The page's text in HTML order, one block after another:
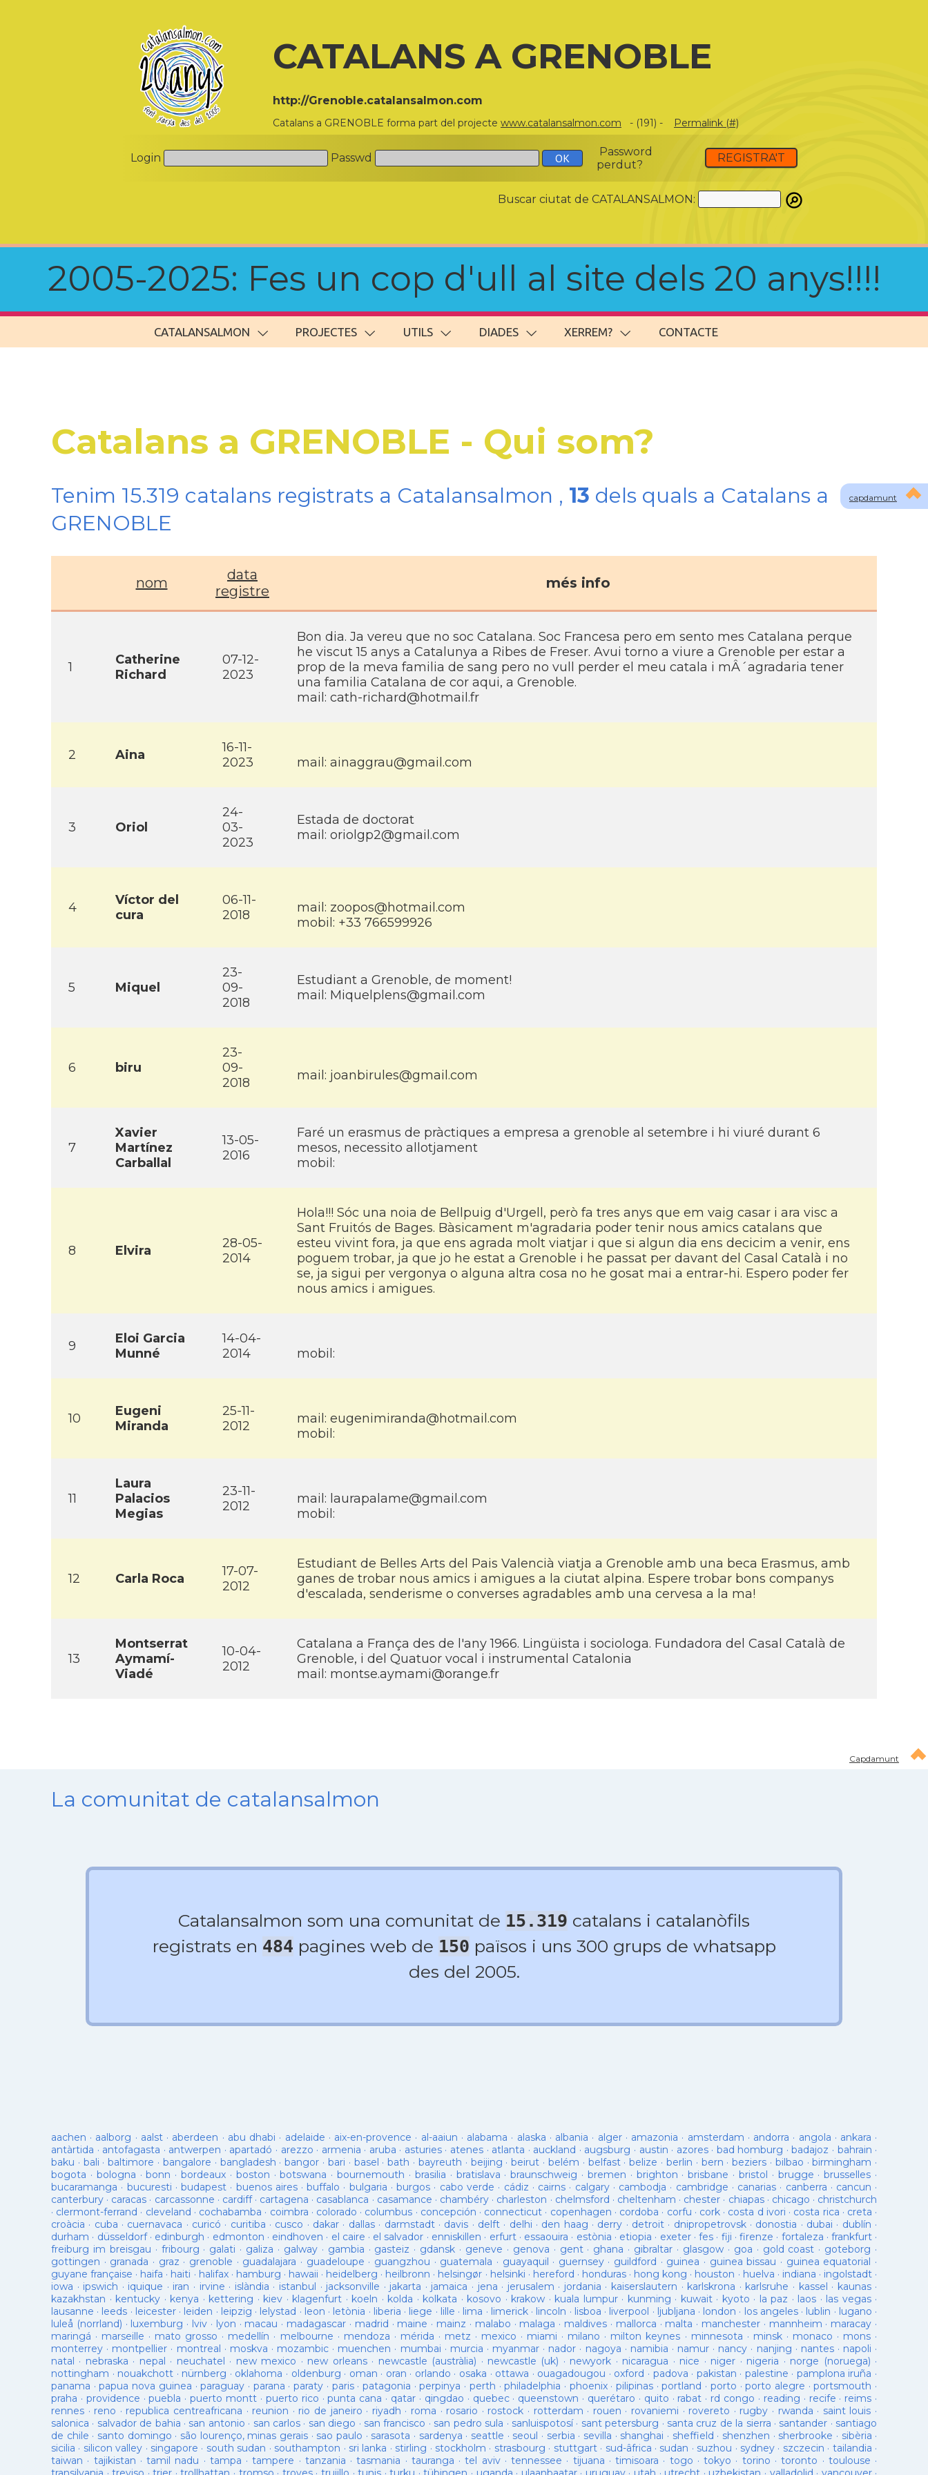
CATALANS A GRENOBLE
http://Grenoble.catalansalmon.com
Catalans a GRENOBLE forma part del projecte www.catalansalmon.com - (191) - Permalink (#)
Login Passwd
Password
perdut?
REGISTRA'T
Buscar ciutat de CATALANSALMON:
2005-2025: Fes un cop d'ull al site dels 20 anys!!!!
CATALANSALMON PROJECTES UTILS DIADES XERREM? CONTACTE
capdamunt
Catalans a GRENOBLE - Qui som?
Tenim 15.319 catalans registrats a Catalansalmon , 13 dels quals a Catalans a
GRENOBLE
nom
data
registre
més info
1
Catherine
Richard
07-12-
2023
Bon dia. Ja vereu que no soc Catalana. Soc Francesa pero em sento mes Catalana perque
he viscut 15 anys a Catalunya a Ribes de Freser. Avui torno a viure a Grenoble per estar a
prop de la meva familia de sang pero no vull perder el meu catala i mÂ´agradaria tener
una familia Catalana de cor aqui, a Grenoble.
mail: cath-richard@hotmail.fr
2 Aina
16-11-
2023
mail: ainaggrau@gmail.com
3 Oriol
24-
03-
2023
Estada de doctorat
mail: oriolgp2@gmail.com
4
Ví­ctor del
cura
06-11-
2018
mail: zoopos@hotmail.com
mobil: +33 766599926
5 Miquel
23-
09-
2018
Estudiant a Grenoble, de moment!
mail: Miquelplens@gmail.com
6 biru
23-
09-
2018
mail: joanbirules@gmail.com
7
Xavier
Martí­nez
Carballal
13-05-
2016
Faré un erasmus de pràctiques a empresa a grenoble al setembre i hi viuré durant 6
mesos, necessito allotjament
mobil:
8 Elvira
28-05-
2014
Hola!!! Sóc una noia de Bellpuig d'Urgell, però fa tres anys que em vaig casar i ara visc a
Sant Fruitós de Bages. Bàsicament m'agradaria poder tenir nous amics catalans que
esteu vivint fora, ja que ens agrada molt viatjar i que si algun dia ens decicim a venir, ens
poguem trobar, ja que jo he estat a Grenoble i he passat per davant del Casal Català i no
se, ja sigui per vergonya o alguna altra cosa no he gosat mai a entrar-hi. Espero poder fer
nous amics i amigues.
9
Eloi Garcia
Munné
14-04-
2014
mobil:
10
Eugeni
Miranda
25-11-
2012
mail: eugenimiranda@hotmail.com
mobil:
11
Laura
Palacios
Megias
23-11-
2012
mail: laurapalame@gmail.com
mobil:
12 Carla Roca
17-07-
2012
Estudiant de Belles Arts del Pais Valencià viatja a Grenoble amb una beca Erasmus, amb
ganes de trobar nous amics i amigues a la ciutat alpina. Espere trobar bons companys
d'escalada, senderisme o converses agradables amb una cervesa a la ma!
13
Montserrat
Aymamí­
Viadé
10-04-
2012
Catalana a França des de l'any 1966. Lingüista i sociologa. Fundadora del Casal Català de
Grenoble, i del Quatuor vocal i instrumental Catalonia
mail: montse.aymami@orange.fr
Capdamunt
La comunitat de catalansalmon
Catalansalmon som una comunitat de 15.319 catalans i catalanòfils
registrats en 484 pagines web de 150 països i uns 300 grups de whatsapp
des del 2005.
aachen · aalborg · aalst· aberdeen · abu dhabi · adelaide · aix-en-provence · al-aaiun · alabama · alaska · albania · alger· amazonia · amsterdam · andorra · angola · ankara ·
antàrtida · antofagasta · antwerpen · apartadó · arezzo · armenia · aruba · asturies· atenes · atlanta · auckland · augsburg · austin · azores· bad homburg ·badajoz · bahrain ·
baku · bali ·baltimore · bangalore · bangladesh ·bangor · bari · basel ·bath · bayreuth · beijing ·beirut · belém · belfast·belize · berlin · bern ·beziers · bilbao ·birmingham ·
bogota · bologna ·bonn ·bordeaux · boston ·botswana ·bournemouth · brasilia · bratislava ·braunschweig · bremen · brighton ·brisbane · bristol · brugge ·brusselles ·
bucaramanga · bucuresti · budapest · buenos aires·buffalo · bulgaria ·burgos · cabo verde · cádiz · cairns · calgary· cambodja · cambridge · canarias · canberra · cancun ·
canterbury · caracas · carcassonne · cardiff· cartagena · casablanca · casamance · chambéry · charleston · chelmsford · cheltenham · chester · chiapas· chicago · christchurch
· clermont-ferrand · cleveland · cochabamba · coimbra · colorado · columbus · concepción · connecticut · copenhagen · cordoba · corfu · cork · costa d ivori · costa rica · creta ·
croàcia · cuba · cuernavaca · curicó · curitiba · cusco · dakar · dallas· darmstadt· davis · delft· delhi · den haag · derry · detroit· dnipropetrovsk· donostia · dubai · dublín ·
durham · düsseldorf· edinburgh · edmonton · eindhoven · el caire · el salvador · enniskillen · erfurt· essaouira · estònia · etiopia · exeter· fes · fiji · firenze · fortaleza · frankfurt ·
freiburg im breisgau · fribourg · galati · galiza · galway· gambia · gasteiz · gdansk · geneve · genova · gent· ghana · gibraltar · glasgow· goa · gold coast · goteborg ·
gottingen · granada · graz · grenoble · guadalajara · guadeloupe · guangzhou · guatemala · guayaquil · guernsey· guildford · guinea · guinea bissau · guinea equatorial ·
guyane française · haifa · haiti · halifax· hamburg · hawaii · heidelberg · heilbronn · helsingør · helsinki · hereford · honduras· hong kong · houston · huelva · indiana · ingolstadt·
iowa · ipswich · iquique · iran · irvine · islàndia · istanbul · jacksonville · jakarta · jamaica · jena · jerusalem · jordania · kaiserslautern · karlskrona · karlsruhe · kassel · kaunas·
kazakhstan · kentucky · kenya · kettering · kiev · klagenfurt · koeln · kolda · kolkata · kosovo · krakow · kuala lumpur· kunming · kuwait· kyoto · la paz · laos · las vegas·
lausanne · leeds · leicester· leiden · leipzig · lelystad · leon · letònia · liberia · liege · lille · lima · limerick· lincoln · lisboa · liverpool · ljubljana · london · los angeles· lublin · lugano ·
luleå (norrland) · luxemburg · lviv · lyon · macau · madagascar · madrid · maine · mainz · malabo · malaga · maldives · mallorca · malta · manchester · mannheim · maracay ·
maringá · marseille · mato grosso · medellín · melbourne · mendoza · mérida · metz · mexico · miami · milano · milton keynes · minnesota · minsk· monaco · mons ·
monterrey · montpellier · montreal · moskva · mozambic · muenchen · mumbai · murcia · myanmar · nador · nagoya · namibia · namur · nancy · nanjing · nantes· napoli ·
natal · nebraska · nepal · neuchatel · new mexico · new orleans· newcastle (austràlia) · newcastle (uk) · newyork · nicaragua · nice · niger · nigeria · norge (noruega) ·
nottingham · nouakchott · nürnberg · oklahoma · oldenburg · oman · oran · orlando · osaka · ottawa · ouagadougou · oxford · padova · pakistan · palestine · pamplona iruña ·
panama ·papua nova guinea ·paraguay · parana ·paraty · paris· patagonia ·perpinya · perth ·philadelphia · phoenix·pilipinas ·portland · porto ·porto alegre ·portsmouth ·
praha · providence ·puebla ·puerto montt · puerto rico ·punta cana · qatar · qingdao · quebec· queenstown · querétaro · quito · rabat · rd congo · reading · recife · reims ·
rennes · reno · republica centreafricana · reunion · rio de janeiro · riyadh · roma · rosario · rostock · rotterdam · rouen · rovaniemi · rovereto · rugby · rwanda · saint louis ·
salonica · salvador de bahia · san antonio · san carlos · san diego · san francisco · san pedro sula · sanluispotosí· sant petersburg · santa cruz de la sierra · santander · santiago
de chile · santo domingo · são lourenço, minas gerais· sao paulo · sarasota · sardenya · seattle · seoul · serbia · sevilla · shanghai · sheffield · shenzhen · sherbrooke · sibèria ·
sicilia · silicon valley · singapore · south sudan · southampton · sri lanka · stirling · stockholm · strasbourg · stuttgart· sud-âfrica · sudan · suzhou · sydney · szczecin · tailandia ·
taiwan · tajikistan ·tamil nadu · tampa ·tampere · tanzania ·tasmania · tauranga ·tel aviv·tennessee · tijuana ·timisoara · togo ·tokyo · torino ·toronto · toulouse ·